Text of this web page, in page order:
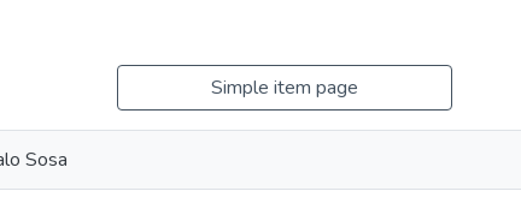
Simple item page
Sosa